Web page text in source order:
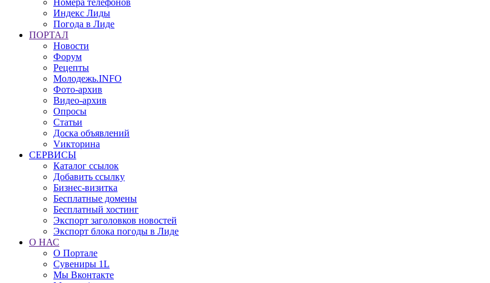
Индекс Лиды
Погода в Лиде
ПОРТАЛ
Новости
Форум
Рецепты
Молодежь.INFO
Фото-архив
Видео-архив
Опросы
Статьи
Доска объявлений
Vикторина
СЕРВИСЫ
Каталог ссылок
Добавить ссылку
Бизнес-визитка
Бесплатные домены
Бесплатный хостинг
Экспорт заголовков новостей
Экспорт блока погоды в Лиде
О НАС
О Портале
Сувениры 1L
Мы Вконтакте